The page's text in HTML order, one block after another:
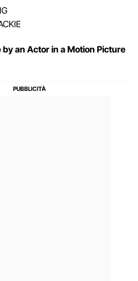
an Actor in a Motion Picture